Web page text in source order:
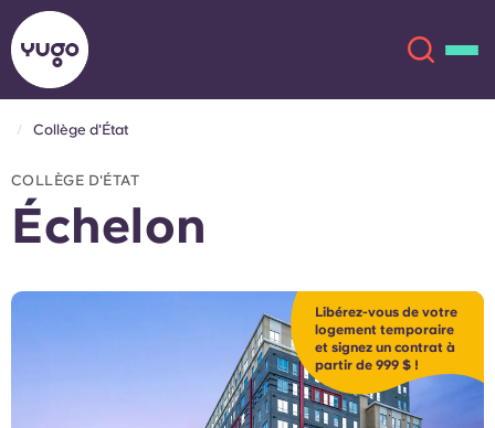
À propos
Lieux English (US)
Chinese Español
Deutsch
French
Collège d'État
COLLÈGE D'ÉTAT
Échelon
Libérez-vous de votre
logement temporaire
et signez un contrat à
partir de 999 $ !